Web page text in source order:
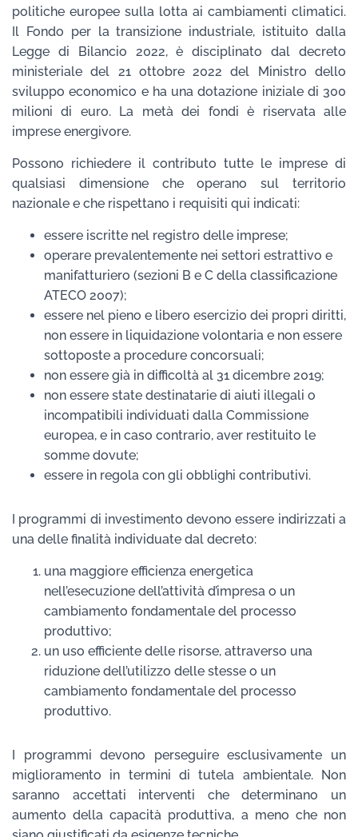
politiche europee sulla lotta ai cambiamenti climatici.
Il Fondo per la transizione industriale, istituito dalla
Legge di Bilancio 2022, è disciplinato dal decreto
ministeriale del 21 ottobre 2022 del Ministro dello
sviluppo economico e ha una dotazione iniziale di 300
milioni di euro. La metà dei fondi è riservata alle
imprese energivore.
Possono richiedere il contributo tutte le imprese di
qualsiasi dimensione che operano sul territorio
nazionale e che rispettano i requisiti qui indicati:
essere iscritte nel registro delle imprese;
operare prevalentemente nei settori estrattivo e
manifatturiero (sezioni B e C della classificazione
ATECO 2007);
essere nel pieno e libero esercizio dei propri diritti,
non essere in liquidazione volontaria e non essere
sottoposte a procedure concorsuali;
non essere già in difficoltà al 31 dicembre 2019;
non essere state destinatarie di aiuti illegali o
incompatibili individuati dalla Commissione
europea, e in caso contrario, aver restituito le
somme dovute;
essere in regola con gli obblighi contributivi.
I programmi di investimento devono essere indirizzati a
una delle finalità individuate dal decreto:
una maggiore efficienza energetica
nell’esecuzione dell’attività d’impresa o un
cambiamento fondamentale del processo
produttivo;
un uso efficiente delle risorse, attraverso una
riduzione dell’utilizzo delle stesse o un
cambiamento fondamentale del processo
produttivo.
I programmi devono perseguire esclusivamente un
miglioramento in termini di tutela ambientale. Non
saranno accettati interventi che determinano un
aumento della capacità produttiva, a meno che non